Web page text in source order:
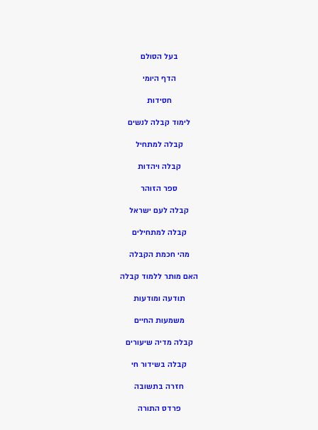
בעל הסולם
הדף היומי
חסידות
לימוד קבלה לנשים
קבלה למתחיל
קבלה ויהדות
ספר הזוהר
קבלה לעם ישראל
קבלה למתחילים
מהי חכמת הקבלה
האם מותר ללמוד קבלה
תודעה ומודעות
משמעות החיים
קבלה מדיה שיעורים
קבלה בשידור חי
חזרה בתשובה
פרדס התורה